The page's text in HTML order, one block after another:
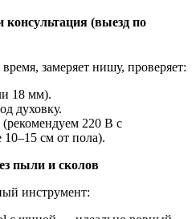
(выезд по
замеряет нишу, проверяет:
18 мм).
духовку.
220 В с
10–15 см от пола).
пыли и сколов
инструмент: